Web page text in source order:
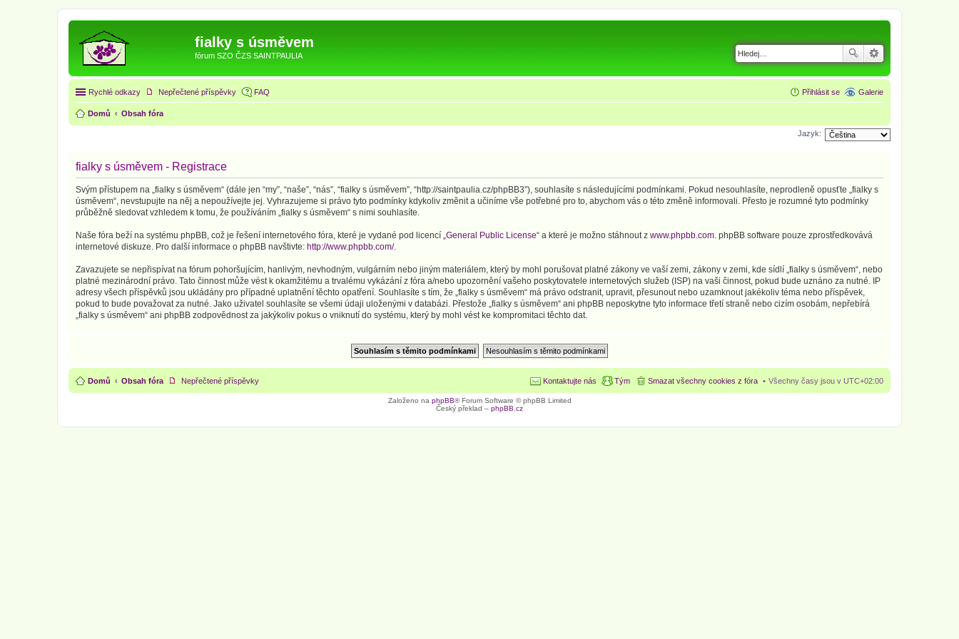
fialky s úsměvem
fórum SZO ČZS SAINTPAULIA
Rychlé odkazy Nepřečtené příspěvky Galerie
FAQ Přihlásit se
Domů Obsah fóra
Jazyk:
fialky s úsměvem - Registrace
Svým přístupem na „fialky s úsměvem“ (dále jen “my”, “naše”, “nás”, “fialky s úsměvem”, “http://saintpaulia.cz/phpBB3”), souhlasíte s následujícími podmínkami. Pokud nesouhlasíte, neprodleně opusťte „fialky s
úsměvem“, nevstupujte na něj a nepoužívejte jej. Vyhrazujeme si právo tyto podmínky kdykoliv změnit a učiníme vše potřebné pro to, abychom vás o této změně informovali. Přesto je rozumné tyto podmínky
průběžně sledovat vzhledem k tomu, že používáním „fialky s úsměvem“ s nimi souhlasíte.
Naše fóra beží na systému phpBB, což je řešení internetového fóra, které je vydané pod licencí „General Public License“ a které je možno stáhnout z www.phpbb.com. phpBB software pouze zprostředkovává
internetové diskuze. Pro další informace o phpBB navštivte: http://www.phpbb.com/.
Zavazujete se nepřispívat na fórum pohoršujícím, hanlivým, nevhodným, vulgárním nebo jiným materiálem, který by mohl porušovat platné zákony ve vaší zemi, zákony v zemi, kde sídlí „fialky s úsměvem“, nebo
platné mezinárodní právo. Tato činnost může vést k okamžitému a trvalému vykázání z fóra a/nebo upozornění vašeho poskytovatele internetových služeb (ISP) na vaši činnost, pokud bude uznáno za nutné. IP
adresy všech příspěvků jsou ukládány pro případné uplatnění těchto opatření. Souhlasíte s tím, že „fialky s úsměvem“ má právo odstranit, upravit, přesunout nebo uzamknout jakékoliv téma nebo příspěvek,
pokud to bude považovat za nutné. Jako uživatel souhlasíte se všemi údaji uloženými v databázi. Přestože „fialky s úsměvem“ ani phpBB neposkytne tyto informace třetí straně nebo cizím osobám, nepřebírá
„fialky s úsměvem“ ani phpBB zodpovědnost za jakýkoliv pokus o vniknutí do systému, který by mohl vést ke kompromitaci těchto dat.
Domů Obsah fóra Všechny časy jsou v UTC+02:00
Smazat všechny cookies z fóra
Tým
Kontaktujte nás
Nepřečtené příspěvky
Založeno na phpBB® Forum Software © phpBB Limited
Český překlad – phpBB.cz